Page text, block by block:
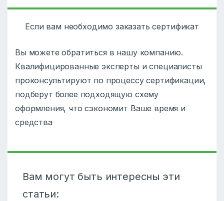
Если вам необходимо заказать сертификат
Вы можете обратиться в нашу компанию.
Квалифицированные эксперты и специалисты
проконсультируют по процессу сертификации,
подберут более подходящую схему
оформления, что сэкономит Ваше время и
средства
Вам могут быть интересны эти
статьи: